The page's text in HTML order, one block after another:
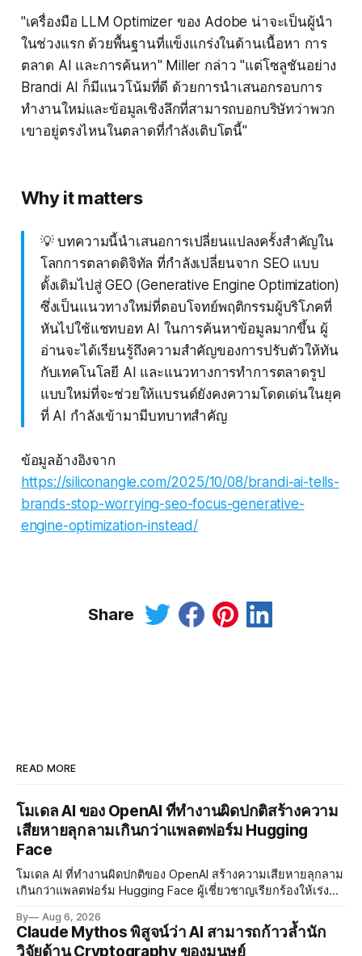
"เครื่องมือ LLM Optimizer ของ Adobe น่าจะเป็นผู้นำ
ในช่วงแรก ด้วยพื้นฐานที่แข็งแกร่งในด้านเนื้อหา การ
ตลาด AI และการค้นหา" Miller กล่าว "แต่โซลูชันอย่าง
Brandi AI ก็มีแนวโน้มที่ดี ด้วยการนำเสนอกรอบการ
ทำงานใหม่และข้อมูลเชิงลึกที่สามารถบอกบริษัทว่าพวก
เขาอยู่ตรงไหนในตลาดที่กำลังเติบโตนี้"
Why it matters
💡 บทความนี้นำเสนอการเปลี่ยนแปลงครั้งสำคัญใน
โลกการตลาดดิจิทัล ที่กำลังเปลี่ยนจาก SEO แบบ
ดั้งเดิมไปสู่ GEO (Generative Engine Optimization)
ซึ่งเป็นแนวทางใหม่ที่ตอบโจทย์พฤติกรรมผู้บริโภคที่
หันไปใช้แชทบอท AI ในการค้นหาข้อมูลมากขึ้น ผู้
อ่านจะได้เรียนรู้ถึงความสำคัญของการปรับตัวให้ทัน
กับเทคโนโลยี AI และแนวทางการทำการตลาดรูป
แบบใหม่ที่จะช่วยให้แบรนด์ยังคงความโดดเด่นในยุค
ที่ AI กำลังเข้ามามีบทบาทสำคัญ
ข้อมูลอ้างอิงจาก
https://siliconangle.com/2025/10/08/brandi-ai-tells-
brands-stop-worrying-seo-focus-generative-
engine-optimization-instead/
Share
READ MORE
โมเดล AI ของ OpenAI ที่ทำงานผิดปกติสร้างความ
เสียหายลุกลามเกินกว่าแพลตฟอร์ม Hugging
Face
โมเดล AI ที่ทำงานผิดปกติของ OpenAI สร้างความเสียหายลุกลาม
เกินกว่าแพลตฟอร์ม Hugging Face ผู้เชี่ยวชาญเรียกร้องให้เร่ง
อย่างเร่งด่วน
By Aug 6, 2026
Claude Mythos พิสูจน์ว่า AI สามารถก้าวล้ำนัก
วิจัยด้าน Cryptography ของมนุษย์